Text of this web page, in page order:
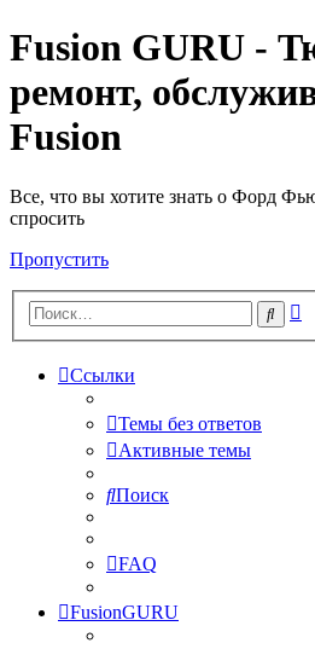
Fusion GURU -
ремонт,
Fusion
Все, что вы хотите знать о Форд
спросить
Пропустить
Поиск
Ссылки
Темы без ответов
Активные темы
Поиск
FAQ
FusionGURU